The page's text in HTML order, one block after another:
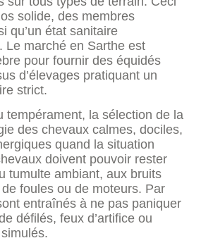
solide, des membres
qu’un état sanitaire
Le marché en Sarthe est
pour fournir des équidés
d’élevages pratiquant un
strict.
tempérament, la sélection de la
des chevaux calmes, dociles,
quand la situation
doivent pouvoir rester
tumulte ambiant, aux bruits
de foules ou de moteurs. Par
entraînés à ne pas paniquer
défilés, feux d’artifice ou